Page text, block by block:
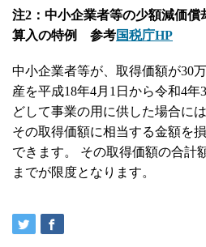
注2：中小企業者等の少額減価
算入の特例 参考国税庁HP
中小企業者等が、取得価額が30
産を平成18年4月1日から令和4
どして事業の用に供した場合に
その取得価額に相当する金額を
できます。 その取得価額の合計
までが限度となります。